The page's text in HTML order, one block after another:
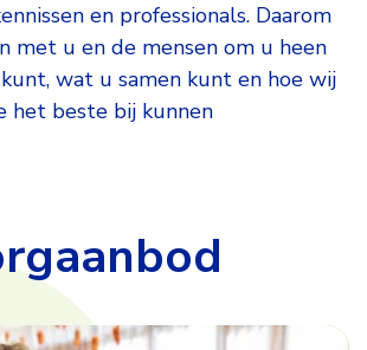
en professionals. Daarom
met u en de mensen om u heen
wat u samen kunt en hoe wij
het beste bij kunnen